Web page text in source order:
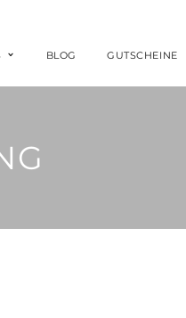
BLOG GUTSCHEINE